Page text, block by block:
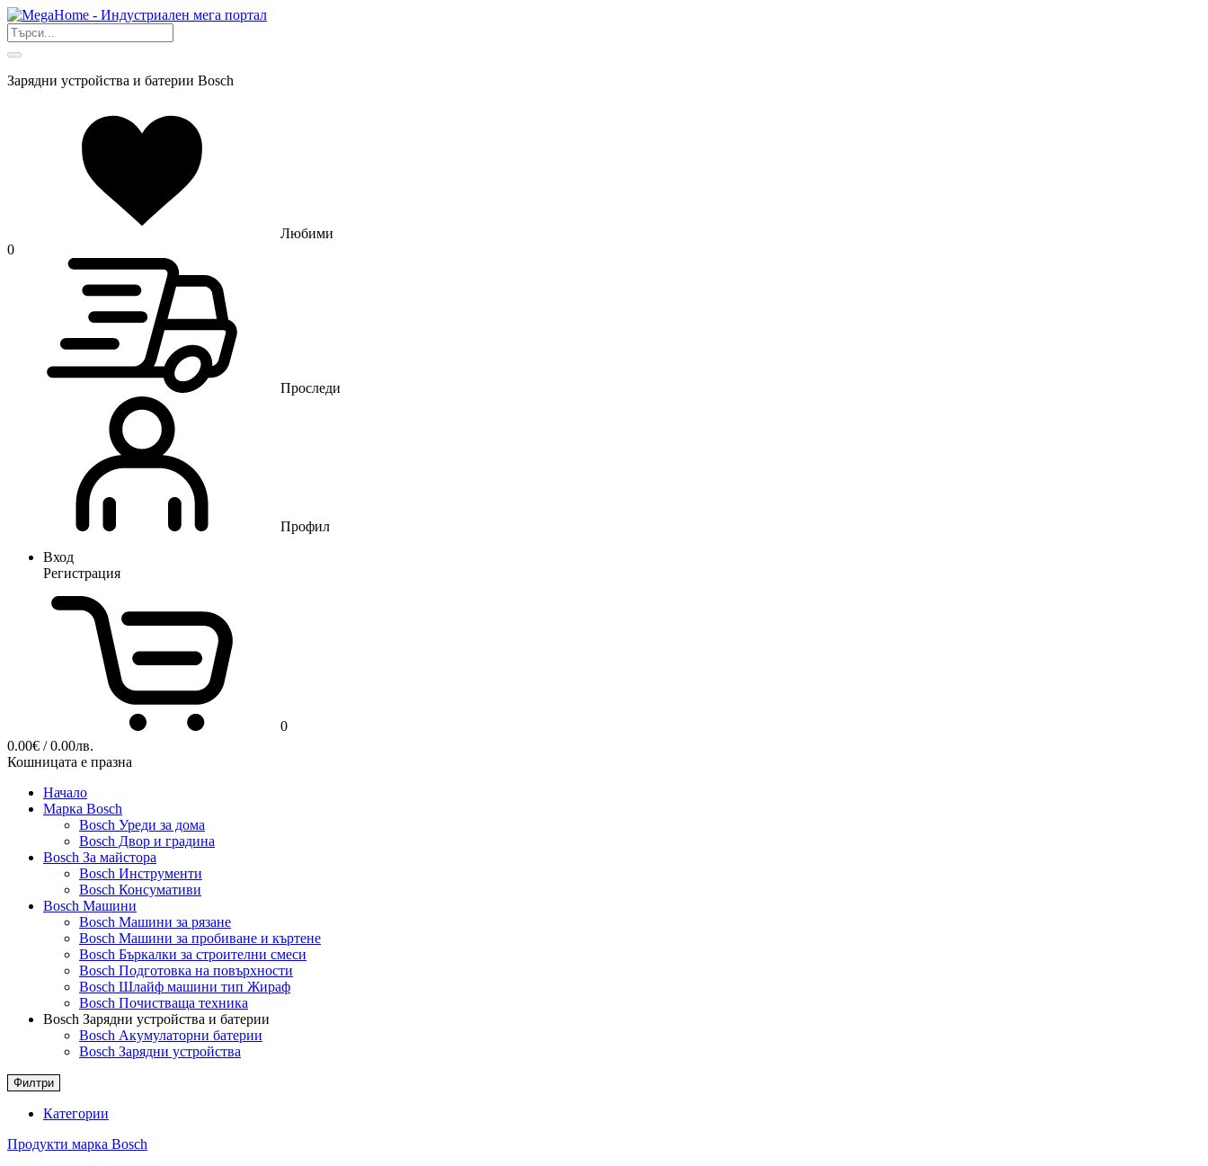
Зарядни устройства и батерии Bosch
Любими
0
Проследи
Профил
Вход
Регистрация
0
0.00€ / 0.00лв.
Кошницата е празна
Начало
Марка Bosch
Bosch Уреди за дома
Bosch Двор и градина
Bosch За майстора
Bosch Инструменти
Bosch Консумативи
Bosch Машини
Bosch Машини за рязане
Bosch Машини за пробиване и къртене
Bosch Бъркалки за строителни смеси
Bosch Подготовка на повърхности
Bosch Шлайф машини тип Жираф
Bosch Почистваща техника
Bosch Зарядни устройства и батерии
Bosch Акумулаторни батерии
Bosch Зарядни устройства
Филтри
Категории
Продукти марка Bosch